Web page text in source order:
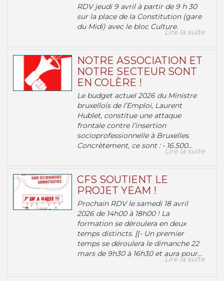
RDV jeudi 9 avril à partir de 9 h 30
sur la place de la Constitution (gare
du Midi) avec le bloc Culture.
Lire la suite
NOTRE ASSOCIATION ET
NOTRE SECTEUR SONT
EN COLÈRE !
Le budget actuel 2026 du Ministre
bruxellois de l’Emploi, Laurent
Hublet, constitue une attaque
frontale contre l’insertion
socioprofessionnelle à Bruxelles.
Concrètement, ce sont : • 16.500...
Lire la suite
CFS SOUTIENT LE
PROJET YEAM !
Prochain RDV le samedi 18 avril
2026 de 14h00 à 18h00 ! La
formation se déroulera en deux
temps distincts. [(- Un premier
temps se déroulera le dimanche 22
mars de 9h30 à 16h30 et aura pour...
Lire la suite